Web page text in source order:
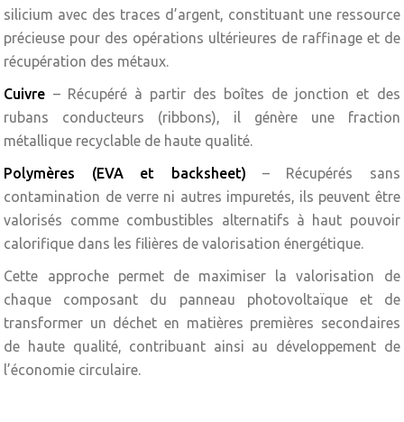
silicium avec des traces d’argent, constituant une ressource
précieuse pour des opérations ultérieures de raffinage et de
récupération des métaux.
Cuivre – Récupéré à partir des boîtes de jonction et des
rubans conducteurs (ribbons), il génère une fraction
métallique recyclable de haute qualité.
Polymères (EVA et backsheet) – Récupérés sans
contamination de verre ni autres impuretés, ils peuvent être
valorisés comme combustibles alternatifs à haut pouvoir
calorifique dans les filières de valorisation énergétique.
Cette approche permet de maximiser la valorisation de
chaque composant du panneau photovoltaïque et de
transformer un déchet en matières premières secondaires
de haute qualité, contribuant ainsi au développement de
l’économie circulaire.